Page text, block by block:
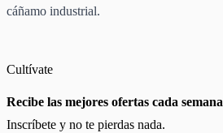
cáñamo industrial.
Cultívate
Recibe las mejores ofertas cada semana
Inscríbete y no te pierdas nada.